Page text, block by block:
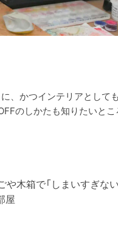
、かつインテリアとして
のしかたも知りたいと
や木箱で「しまいすぎな
屋